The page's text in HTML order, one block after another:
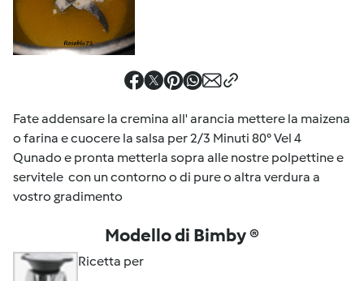
Fate addensare la cremina all' arancia mettere la maizena
o farina e cuocere la salsa per 2/3 Minuti 80° Vel 4
Qunado e pronta metterla sopra alle nostre polpettine e
servitele con un contorno o di pure o altra verdura a
vostro gradimento
Modello di Bimby ®
Ricetta per